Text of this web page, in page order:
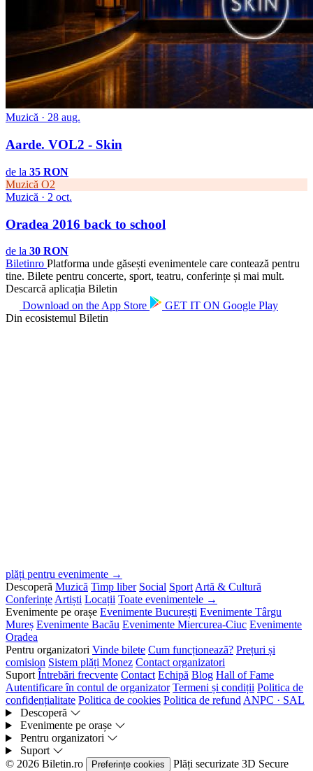
Muzică · 28 aug.
Aarde. VOL2 - Skin
de la 35 RON
Muzică O2
Muzică · 2 oct.
Oradea 2016 back to school
de la 30 RON
Biletinro Platforma unde găsești evenimentele care contează pentru
tine. Bilete pentru concerte, sport, teatru, conferințe și mai mult.
Descarcă aplicația Biletin
Download on the App Store GET IT ON Google Play
Din ecosistemul Biletin
plăți pentru evenimente →
Descoperă Muzică Timp liber Social Sport Artă & Cultură
Conferințe Artiști Locații Toate evenimentele →
Evenimente pe orașe Evenimente București Evenimente Târgu
Mureș Evenimente Bacău Evenimente Miercurea-Ciuc Evenimente
Oradea
Pentru organizatori Vinde bilete Cum funcționează? Prețuri și
comision Sistem plăți Monez Contact organizatori
Suport Întrebări frecvente Contact Echipă Blog Hall of Fame
Autentificare în contul de organizator Termeni și condiții Politica de
confidențialitate Politica de cookies Politica de refund ANPC · SAL
Descoperă
Evenimente pe orașe
Pentru organizatori
Suport
© 2026 Biletin.ro
Preferințe cookies Plăți securizate 3D Secure